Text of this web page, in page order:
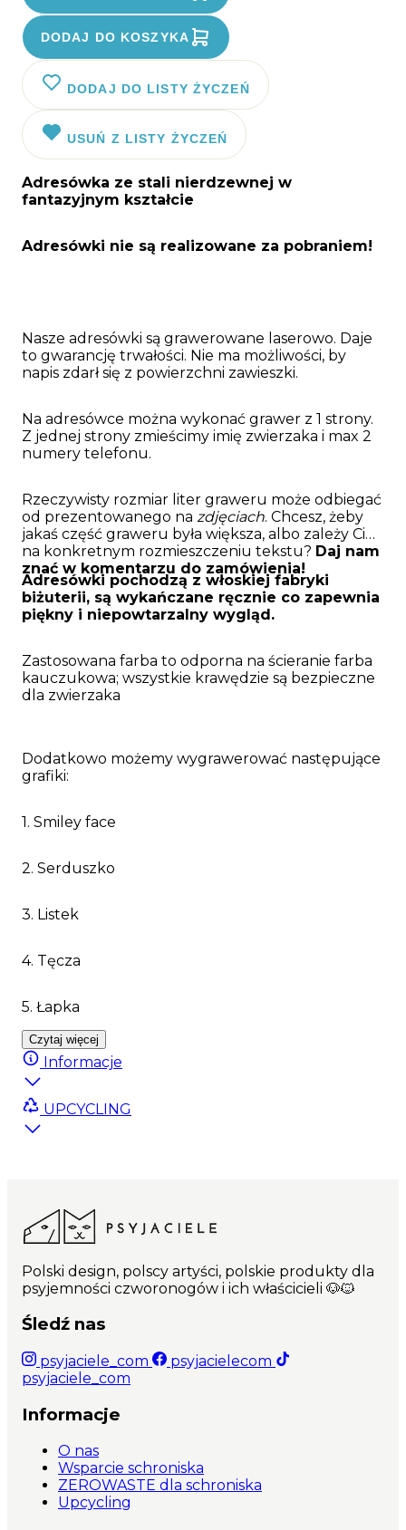
DODAJ DO KOSZYKA
DODAJ DO LISTY ŻYCZEŃ
USUŃ Z LISTY ŻYCZEŃ
Adresówka ze stali nierdzewnej w
fantazyjnym kształcie
Adresówki nie są realizowane za pobraniem!
Nasze adresówki są grawerowane laserowo. Daje
to gwarancję trwałości. Nie ma możliwości, by
napis zdarł się z powierzchni zawieszki.
Na adresówce można wykonać grawer z 1 strony.
Z jednej strony zmieścimy imię zwierzaka i max 2
numery telefonu.
Rzeczywisty rozmiar liter graweru może odbiegać
od prezentowanego na zdjęciach. Chcesz, żeby
jakaś część graweru była większa, albo zależy Ci
na konkretnym rozmieszczeniu tekstu? Daj nam
znać w komentarzu do zamówienia!
Adresówki pochodzą z włoskiej fabryki
biżuterii, są wykańczane ręcznie co zapewnia
piękny i niepowtarzalny wygląd.
Zastosowana farba to odporna na ścieranie farba
kauczukowa; wszystkie krawędzie są bezpieczne
dla zwierzaka
Dodatkowo możemy wygrawerować następujące
grafiki:
1. Smiley face
2. Serduszko
3. Listek
4. Tęcza
5. Łapka
Czytaj więcej
Informacje
UPCYCLING
Polski design, polscy artyści, polskie produkty dla
psyjemności czworonogów i ich właścicieli 🐶🐱
Śledź nas
psyjaciele_com
psyjacielecom
psyjaciele_com
Informacje
O nas
Wsparcie schroniska
ZEROWASTE dla schroniska
Upcycling